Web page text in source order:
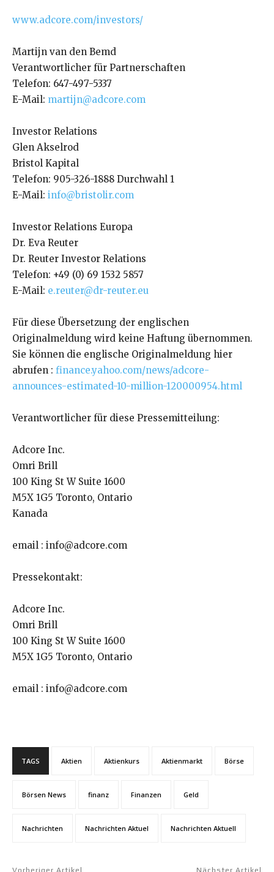
www.adcore.com/investors/
Martijn van den Bemd
Verantwortlicher für Partnerschaften
Telefon: 647-497-5337
E-Mail: martijn@adcore.com
Investor Relations
Glen Akselrod
Bristol Kapital
Telefon: 905-326-1888 Durchwahl 1
E-Mail: info@bristolir.com
Investor Relations Europa
Dr. Eva Reuter
Dr. Reuter Investor Relations
Telefon: +49 (0) 69 1532 5857
E-Mail: e.reuter@dr-reuter.eu
Für diese Übersetzung der englischen
Originalmeldung wird keine Haftung übernommen.
Sie können die englische Originalmeldung hier
abrufen : finance.yahoo.com/news/adcore-
announces-estimated-10-million-120000954.html
Verantwortlicher für diese Pressemitteilung:
Adcore Inc.
Omri Brill
100 King St W Suite 1600
M5X 1G5 Toronto, Ontario
Kanada
email : info@adcore.com
Pressekontakt:
Adcore Inc.
Omri Brill
100 King St W Suite 1600
M5X 1G5 Toronto, Ontario
email : info@adcore.com
TAGS Aktien Aktienkurs Aktienmarkt Börse
Börsen News finanz Finanzen Geld
Nachrichten Nachrichten Aktuel Nachrichten Aktuell